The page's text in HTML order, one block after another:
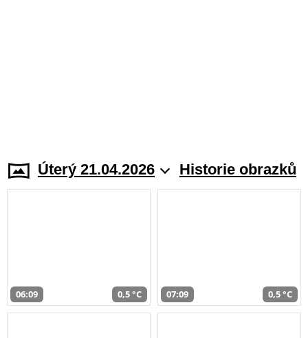
Úterý 21.04.2026 Historie obrazků
06:09 0,5 °C 07:09 0,5 °C